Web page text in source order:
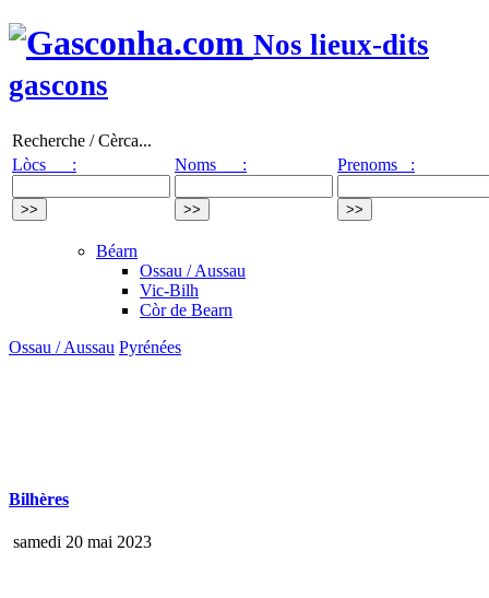
Nos lieux-dits
gascons
Recherche / Cèrca...
Lòcs :
Noms : Prenoms :
Béarn
Ossau / Aussau
Vic-Bilh
Còr de Bearn
Ossau / Aussau Pyrénées
Bilhères
samedi 20 mai 2023